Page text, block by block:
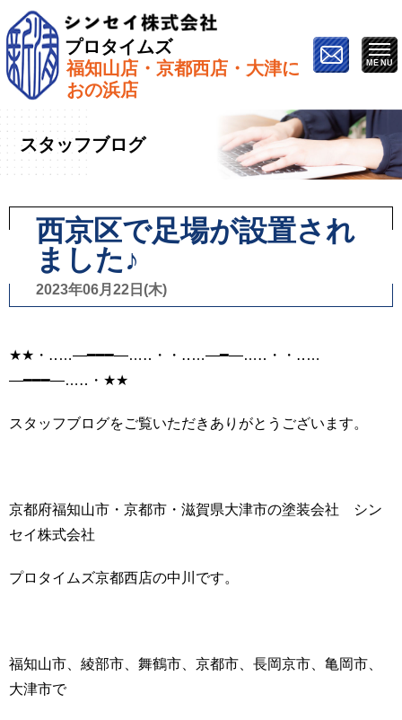
プロタイムズ
福知山店・京都西店・大津に
おの浜店
ホーム»スタッフブログ»西京区で足場が設置されま
した♪
スタッフブログ
西京区で足場が設置され
ました♪
2023年06月22日(木)
★★・‥…―━━━―…‥・・‥…―━―…‥・・‥…
―━━━―…‥・★★
スタッフブログをご覧いただきありがとうございます。
京都府福知山市・京都市・滋賀県大津市の塗装会社 シン
セイ株式会社
プロタイムズ京都西店の中川です。
福知山市、綾部市、舞鶴市、京都市、長岡京市、亀岡市、
大津市で